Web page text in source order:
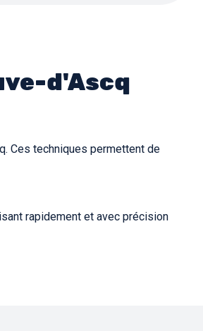
d'Ascq
Ces techniques permettent de
rapidement et avec précision